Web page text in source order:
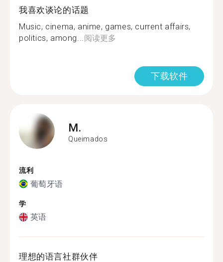
我喜欢谈论的话题
Music, cinema, anime, games, current affairs,
politics, among...阅读更多
下载软件
M.
Queimados
流利
葡萄牙语
学
英语
理想的语言社群伙伴